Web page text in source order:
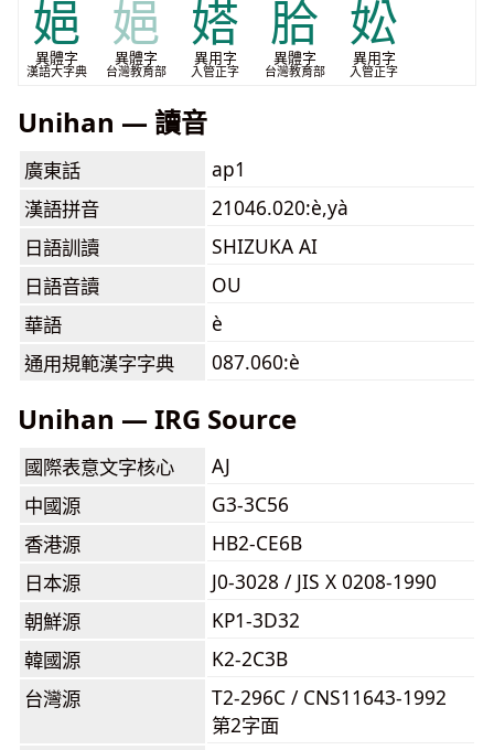
㛕
異體字
漢語大字典
㛕
異體字
台灣教育部
㜓
異用字
入管正字
䏩
異體字
台灣教育部
妐
異用字
入管正字
Unihan — 讀音
廣東話
ap1
漢語拼音
21046.020:è,yà
日語訓讀
SHIZUKA AI
日語音讀
OU
華語
è
通用規範漢字字典
087.060:è
Unihan — IRG Source
國際表意文字核心
AJ
中國源
G3-3C56
香港源
HB2-CE6B
日本源
J0-3028 / JIS X 0208-1990
朝鮮源
KP1-3D32
韓國源
K2-2C3B
台灣源
T2-296C / CNS11643-1992
第2字面